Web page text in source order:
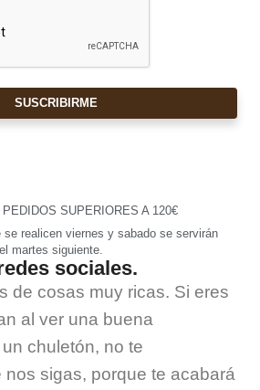
SUSCRIBIRME
SUPERIORES A 120€
se realicen viernes y sabado se servirán
martes siguiente.
sociales.
de cosas muy ricas. Si eres
al ver una buena
chuletón, no te
nos sigas, porque te acabará